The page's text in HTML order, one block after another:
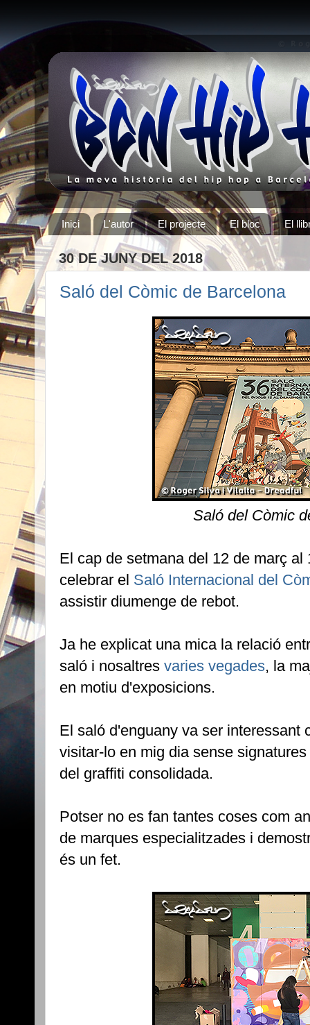
Inici L'autor El projecte El bloc El
30 DE JUNY DEL 2018
Saló del Còmic de Barcelona
Saló del Còmic
El cap de setmana del 12 de març al
celebrar el Saló Internacional del
assistir diumenge de rebot.
Ja he explicat una mica la relació
saló i nosaltres varies vegades, la
en motiu d'exposicions.
El saló d'enguany va ser interessant
visitar-lo en mig dia sense
del graffiti consolidada.
Potser no es fan tantes coses com
de marques especialitzades i
és un fet.